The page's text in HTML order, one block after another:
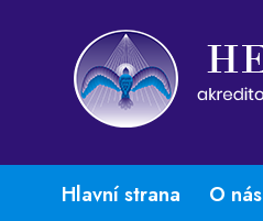
Hlavní strana O nás